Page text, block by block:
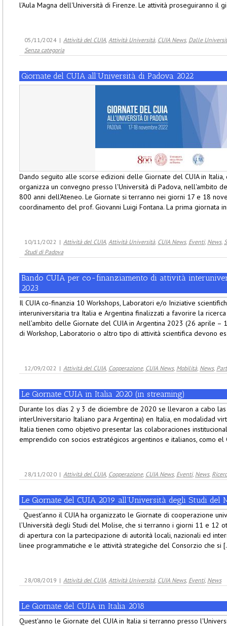
l'Aula Magna dell'Università di Firenze. Le attività proseguiranno il
05/11/2024 | Attività del CUIA, Attività Università, CUIA News, Dalle
Senza categoria
Giornate del CUIA all’Università di Padova 2022
Dando seguito alle scorse edizioni delle Giornate del CUIA in Italia,
organizza un convegno presso l'Università di Padova, nell'ambito
800 anni dell'Ateneo. Le Giornate si terranno nei giorni 17 e 18
coordinamento del prof. Giovanni Luigi Fontana. La prima giornata
10/11/2022 | Attività del CUIA, Attività Università, CUIA News, Eventi, News,
Studi di Padova
Bando CUIA per co-finanziamento di attività
2023
Il CUIA co-finanzia 10 Workshops, Laboratori e/o Iniziative
interuniversitaria tra Italia e Argentina finalizzati a favorire la
nell’ambito delle Giornate del CUIA in Argentina 2023 (26 aprile –
di Workshop, Laboratorio o altro tipo di attività scientifica devono
12/09/2022 | Attività del CUIA, Cooperazione, CUIA News, Mobilità, News,
Le Giornate CUIA in Italia 2020 (in streaming)
Durante los días 2 y 3 de diciembre de 2020 se llevaron a cabo las
interUniversitario Italiano para Argentina) en Italia, en modalidad
Italia tienen como objetivo presentar las colaboraciones
emprendido con socios estratégicos argentinos e italianos, como el
28/11/2020 | Attività del CUIA, Cooperazione, CUIA News, Eventi, News,
Le Giornate del CUIA 2019 all’Università degli Studi del
Quest’anno il CUIA ha organizzato le Giornate di cooperazione
l’Università degli Studi del Molise, che si terranno i giorni 11 e 12
di apertura con la partecipazione di autorità locali, nazionali ed
linee programmatiche e le attività strategiche del Consorzio che si
28/08/2019 | Attività del CUIA, Attività Università, CUIA News, Eventi, News
Le Giornate del CUIA in Italia 2018
Quest'anno le Giornate del CUIA in Italia si terranno presso